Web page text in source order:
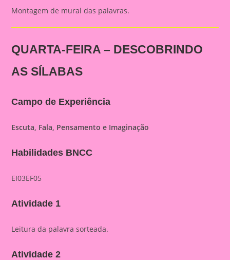
Montagem de mural das palavras.
QUARTA-FEIRA – DESCOBRINDO
AS SÍLABAS
Campo de Experiência
Escuta, Fala, Pensamento e Imaginação
Habilidades BNCC
EI03EF05
Atividade 1
Leitura da palavra sorteada.
Atividade 2